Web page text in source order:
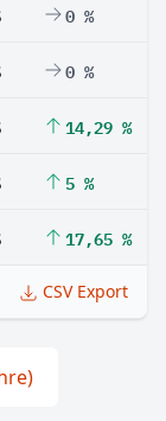
0 %
0 %
14,29 %
5 %
17,65 %
CSV Export